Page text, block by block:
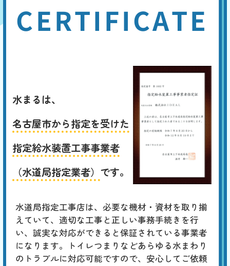
CERTIFICATE
水まるは、
名古屋市から指定を受けた
指定給水装置工事事業者
（水道局指定業者） です。
水道局指定工事店は、必要な機材・資材を取り揃
えていて、適切な工事と正しい事務手続きを行
い、誠実な対応ができると保証されている事業者
になります。トイレつまりなどあらゆる水まわり
のトラブルに対応可能ですので、安心してご依頼